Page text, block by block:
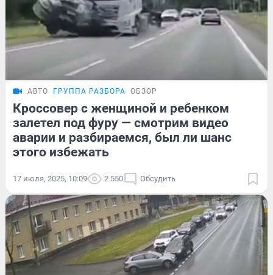
АВТО ГРУППА РАЗБОРА ОБЗОР
Кроссовер с женщиной и ребенком
залетел под фуру — смотрим видео
аварии и разбираемся, был ли шанс
этого избежать
17 июля, 2025, 10:09 2 550 Обсудить